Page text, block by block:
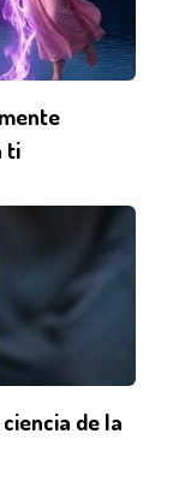
ti
de la